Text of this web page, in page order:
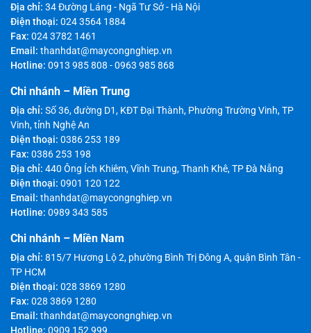
Địa chỉ: 34 Đường Láng - Ngã Tư Sở - Hà Nội
Điện thoại: 024 3564 1884
Fax: 024 3782 1461
Email: thanhdat@maycongnghiep.vn
Hotline: 0913 985 808 -0963 985 868
Chi nhánh – Miền Trung
Địa chỉ: Số 36, đường D1, KĐT Đại Thành, Phường Trường Vinh, TP
Vinh, tỉnh Nghệ An
Điện thoại: 0386 253 189
Fax: 0386 253 198
Địa chỉ: 440 Ông Ích Khiêm, Vĩnh Trung, Thanh Khê, TP Đà Nẵng
Điện thoại: 0901 120 122
Email: thanhdat@maycongnghiep.vn
Hotline: 0989 343 585
Chi nhánh – Miền Nam
Địa chỉ: 815/7 Hương Lộ 2, phường Bình Trị Đông A, quận Bình Tân -
TP HCM
Điện thoại: 028 3869 1280
Fax: 028 3869 1280
Email: thanhdat@maycongnghiep.vn
Hotline: 0909 152 999